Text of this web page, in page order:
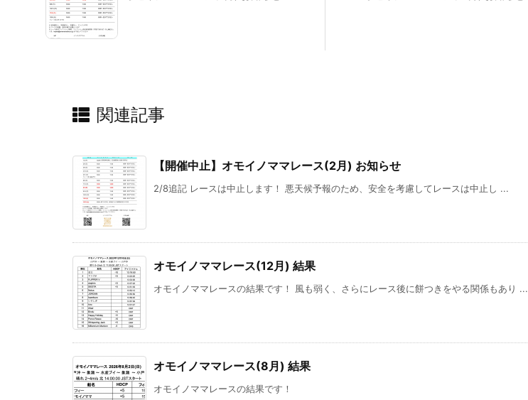
関連記事
【開催中止】オモイノママレース(2月) お知らせ
2/8追記 レースは中止します！ 悪天候予報のため、安全を考慮してレースは中止し ...
オモイノママレース(12月) 結果
オモイノママレースの結果です！ 風も弱く、さらにレース後に餅つきをやる関係もあり ...
オモイノママレース(8月) 結果
オモイノママレースの結果です！